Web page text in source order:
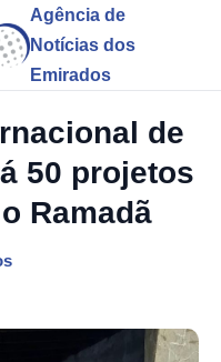
Agência de
Notícias dos
Emirados
de
50 projetos
Ramadã